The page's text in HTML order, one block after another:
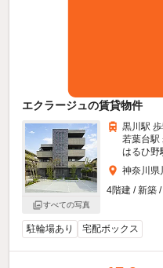
エクラージュの賃貸物件
すべての写真
黒川駅 歩
若葉台駅
はるひ野
神奈川県
4階建 / 新築
駐輪場あり 宅配ボックス